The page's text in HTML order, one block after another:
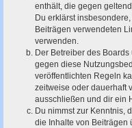
enthält, die gegen
Du erklärst
Beiträgen verwendeten
verwenden.
Der Betreiber des
gegen diese
veröffentlichten Regeln
zeitweise oder dauerhaft
ausschließen und dir ein
Du nimmst zur Kenntnis,
die Inhalte von Beiträgen